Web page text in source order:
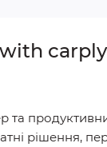
та
рішення,